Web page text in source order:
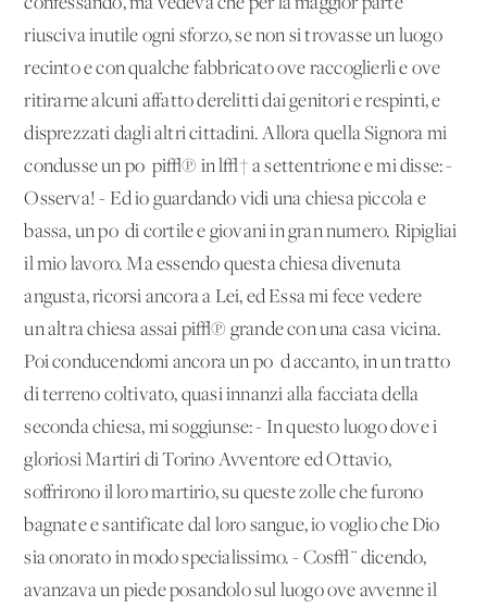
riusciva inutile ogni sforzo, se non si trovasse un luogo
recinto e con qualche fabbricato ove raccoglierli e ove
ritirarne alcuni affatto derelitti dai genitori e respinti, e
disprezzati dagli altri cittadini. Allora quella Signora mi
condusse un po' pi√π in l√† a settentrione e mi disse: -
Osserva! - Ed io guardando vidi una chiesa piccola e
bassa, un po' di cortile e giovani in gran numero. Ripigliai
il mio lavoro. Ma essendo questa chiesa divenuta
angusta, ricorsi ancora a Lei, ed Essa mi fece vedere
un'altra chiesa assai pi√π grande con una casa vicina.
Poi conducendomi ancora un po' d'accanto, in un tratto
di terreno coltivato, quasi innanzi alla facciata della
seconda chiesa, mi soggiunse: - In questo luogo dove i
gloriosi Martiri di Torino Avventore ed Ottavio,
soffrirono il loro martirio, su queste zolle che furono
bagnate e santificate dal loro sangue, io voglio che Dio
sia onorato in modo specialissimo. - Cos√¨ dicendo,
avanzava un piede posandolo sul luogo ove avvenne il